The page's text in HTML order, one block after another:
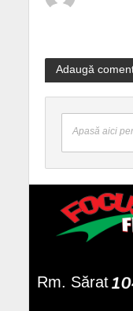
Adaugă
Apasă aici